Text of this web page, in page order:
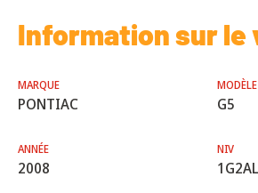
Information sur le
MARQUE
PONTIAC
MODÈLE
G5
ANNÉE
2008
NIV